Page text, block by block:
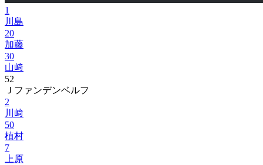
1
川島
20
加藤
30
山﨑
52
Ｊファンデンベルフ
2
川﨑
50
植村
7
上原